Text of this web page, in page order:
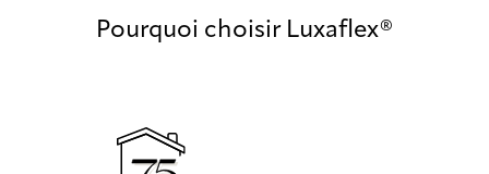
Pourquoi choisir Luxaflex®